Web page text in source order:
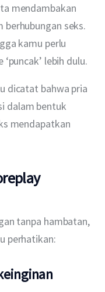
mendambakan
seks.
kamu perlu
lebih dulu.
dicatat bahwa pria
dalam bentuk
mendapatkan
tanpa hambatan,
perhatikan: